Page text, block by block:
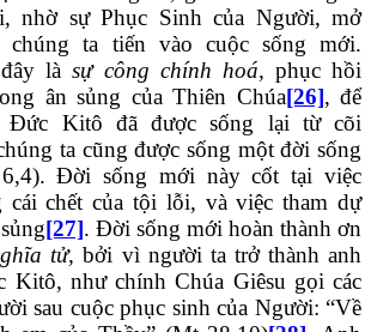
nhờ sự Phục Sinh của Người, mở
chúng ta tiến vào cuộc sống mới.
đây làsự công chính hoá, phục hồi
ân sủng của Thiên Chúa[26], để
Đức Kitô đã được sống lại từ cõi
ta cũng được sống một đời sống
Đời sống mới này cốt tại việc
cái chết của tội lỗi, và việc tham dự
[27]. Đời sống mới hoàn thành ơn
tử,bởi vì người ta trở thành anh
Kitô, như chính Chúa Giêsu gọi các
sau cuộc phục sinh của Người: “Về